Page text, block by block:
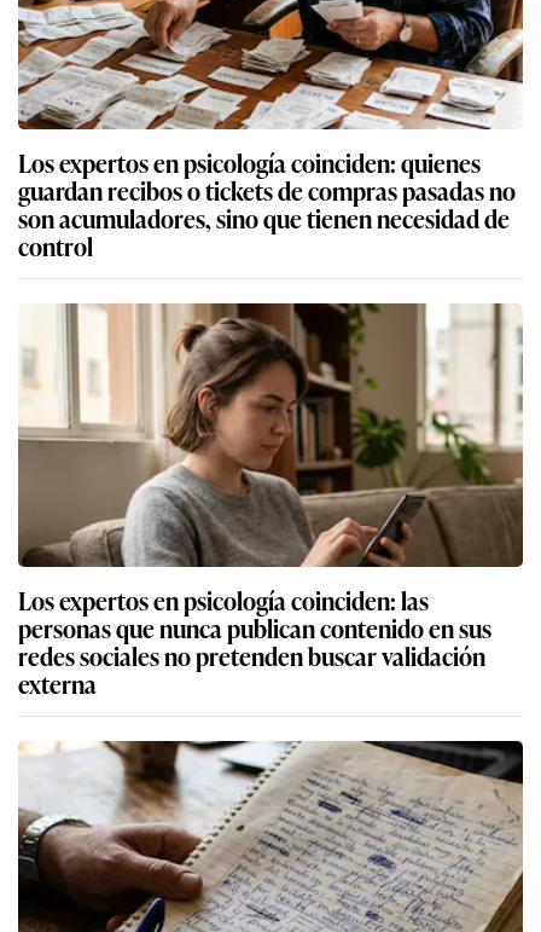
Los expertos en psicología coinciden: quienes
guardan recibos o tickets de compras pasadas no
son acumuladores, sino que tienen necesidad de
control
Los expertos en psicología coinciden: las
personas que nunca publican contenido en sus
redes sociales no pretenden buscar validación
externa